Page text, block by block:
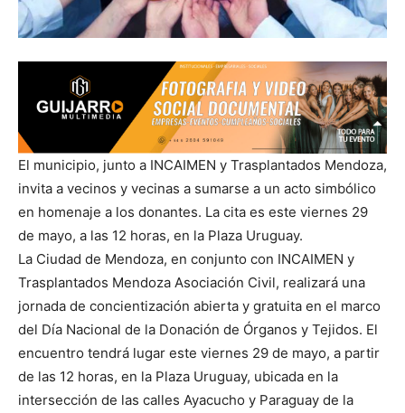
El municipio, junto a INCAIMEN y Trasplantados Mendoza,
invita a vecinos y vecinas a sumarse a un acto simbólico
en homenaje a los donantes. La cita es este viernes 29
de mayo, a las 12 horas, en la Plaza Uruguay.
La Ciudad de Mendoza, en conjunto con INCAIMEN y
Trasplantados Mendoza Asociación Civil, realizará una
jornada de concientización abierta y gratuita en el marco
del Día Nacional de la Donación de Órganos y Tejidos. El
encuentro tendrá lugar este viernes 29 de mayo, a partir
de las 12 horas, en la Plaza Uruguay, ubicada en la
intersección de las calles Ayacucho y Paraguay de la